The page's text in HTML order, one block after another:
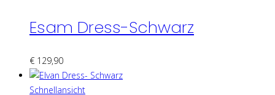
Esam Dress-Schwarz
€ 129,90
Schnellansicht